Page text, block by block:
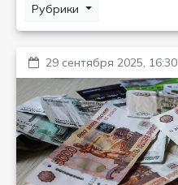
Рубрики
29 сентября 2025, 16:30